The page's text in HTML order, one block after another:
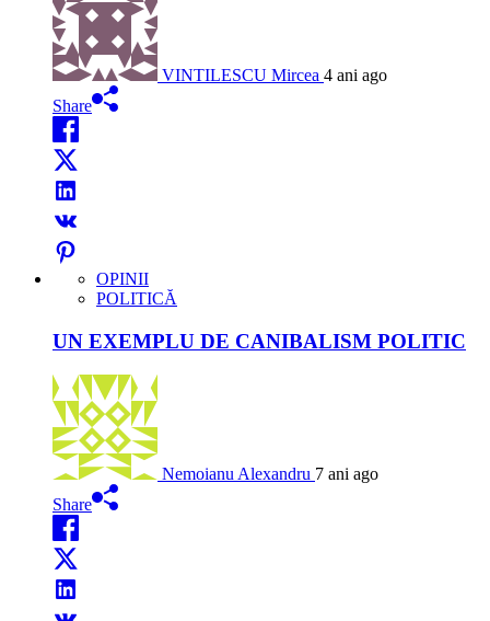
VINTILESCU Mircea 4 ani ago
Share
OPINII
POLITICĂ
UN EXEMPLU DE CANIBALISM POLITIC
Nemoianu Alexandru 7 ani ago
Share